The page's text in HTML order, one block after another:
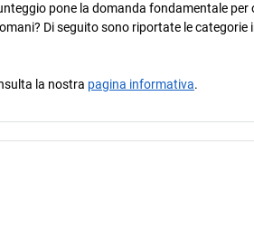
pone la domanda fondamentale per
Di seguito sono riportate le categorie
la nostra pagina informativa.